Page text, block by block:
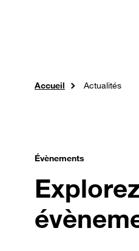
Accueil Actualités
Évènements